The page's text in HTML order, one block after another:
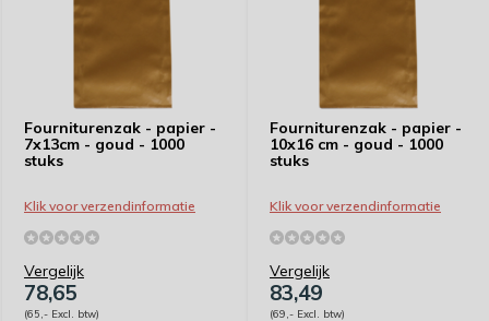
Fourniturenzak - papier -
7x13cm - goud - 1000
stuks
Klik voor verzendinformatie
Vergelijk
78,65
(65,- Excl. btw)
Fourniturenzak - papier -
10x16 cm - goud - 1000
stuks
Klik voor verzendinformatie
Vergelijk
83,49
(69,- Excl. btw)